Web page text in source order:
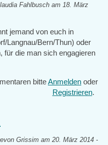
Fahlbusch am 18. März
jemand von euch in
Langnau/Bern/Thun) oder
für die man sich engagieren
bitteAnmelden oder
Registrieren.
Grissim am 20. März 2014 -